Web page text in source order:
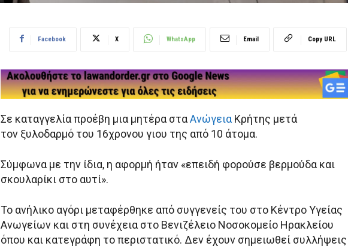
Facebook X WhatsApp Email Copy URL
Σε καταγγελία προέβη μια μητέρα σταΑνώγεια Κρήτης μετά
τον ξυλοδαρμό του 16χρονου γιου της από 10 άτομα.
Σύμφωνα με την ίδια, η αφορμή ήταν «επειδή φορούσε βερμούδα και
σκουλαρίκι στο αυτί».
Το ανήλικο αγόρι μεταφέρθηκε από συγγενείς του στο Κέντρο Υγείας
Ανωγείων και στη συνέχεια στο Βενιζέλειο Νοσοκομείο Ηρακλείου
όπου και κατεγράφη το περιστατικό. Δεν έχουν σημειωθεί συλλήψεις